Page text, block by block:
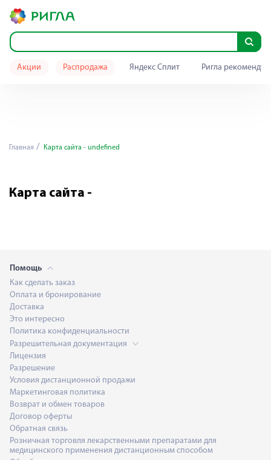
Акции Распродажа Яндекс Сплит Ригла
Главная Карта сайта - undefined
Карта сайта -
Помощь
Как сделать заказ
Оплата и бронирование
Доставка
Это интересно
Политика конфиденциальности
Разрешительная документация
Лицензия
Разрешение
Условия дистанционной продажи
Маркетинговая политика
Возврат и обмен товаров
Договор оферты
Обратная связь
Розничная торговля лекарственными препаратами для
медицинского применения дистанционным способом